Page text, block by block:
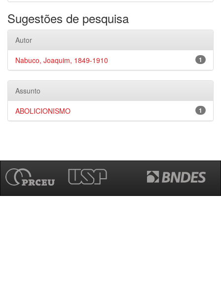
Sugestões de pesquisa
Autor
1
Nabuco, Joaquim, 1849-1910
Assunto
1
ABOLICIONISMO